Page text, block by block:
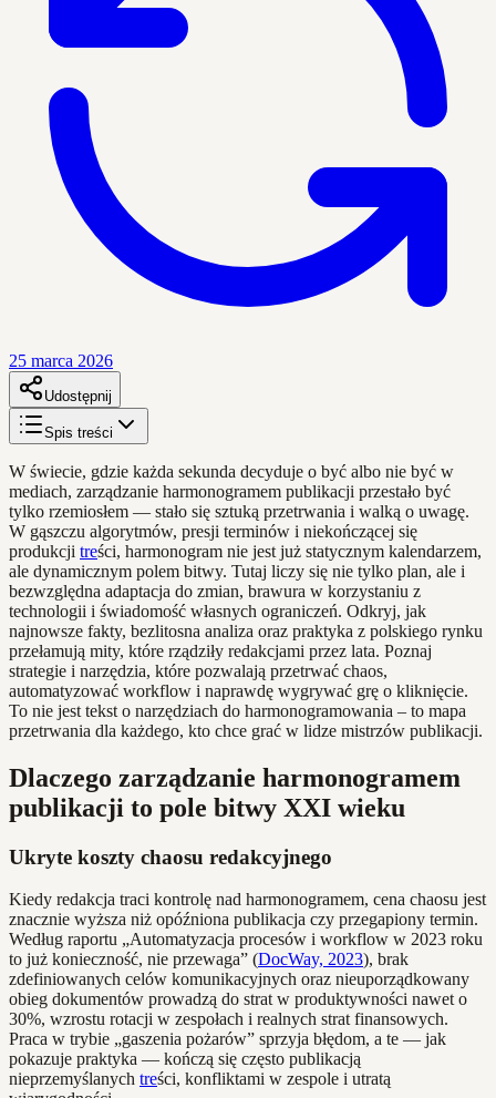
25 marca 2026
Udostępnij
Spis treści
W świecie, gdzie każda sekunda decyduje o być albo nie być w
mediach, zarządzanie harmonogramem publikacji przestało być
tylko rzemiosłem — stało się sztuką przetrwania i walką o uwagę.
W gąszczu algorytmów, presji terminów i niekończącej się
produkcji treści, harmonogram nie jest już statycznym kalendarzem,
ale dynamicznym polem bitwy. Tutaj liczy się nie tylko plan, ale i
bezwzględna adaptacja do zmian, brawura w korzystaniu z
technologii i świadomość własnych ograniczeń. Odkryj, jak
najnowsze fakty, bezlitosna analiza oraz praktyka z polskiego rynku
przełamują mity, które rządziły redakcjami przez lata. Poznaj
strategie i narzędzia, które pozwalają przetrwać chaos,
automatyzować workflow i naprawdę wygrywać grę o kliknięcie.
To nie jest tekst o narzędziach do harmonogramowania – to mapa
przetrwania dla każdego, kto chce grać w lidze mistrzów publikacji.
Dlaczego zarządzanie harmonogramem
publikacji to pole bitwy XXI wieku
Ukryte koszty chaosu redakcyjnego
Kiedy redakcja traci kontrolę nad harmonogramem, cena chaosu jest
znacznie wyższa niż opóźniona publikacja czy przegapiony termin.
Według raportu „Automatyzacja procesów i workflow w 2023 roku
to już konieczność, nie przewaga” (DocWay, 2023), brak
zdefiniowanych celów komunikacyjnych oraz nieuporządkowany
obieg dokumentów prowadzą do strat w produktywności nawet o
30%, wzrostu rotacji w zespołach i realnych strat finansowych.
Praca w trybie „gaszenia pożarów” sprzyja błędom, a te — jak
pokazuje praktyka — kończą się często publikacją
nieprzemyślanych treści, konfliktami w zespole i utratą